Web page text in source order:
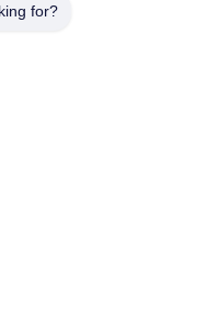
Κίνα 518172
for?